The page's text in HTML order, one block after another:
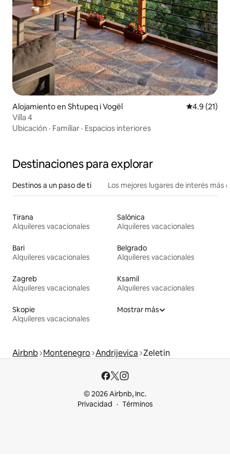
Alojamiento en Shtupeq i Vogël Calificación
4.9 (21)
Villa 4
Ubicación · Familiar · Espacios interiores
Destinaciones para explorar
Destinos a un paso de ti Los mejores lugares de interés más
Tirana
Alquileres vacacionales
Salónica
Alquileres vacacionales
Bari
Alquileres vacacionales
Belgrado
Alquileres vacacionales
Zagreb
Alquileres vacacionales
Ksamil
Alquileres vacacionales
Skopie
Alquileres vacacionales
Mostrar más
Airbnb Montenegro Andrijevica Zeletin
© 2026 Airbnb, Inc.
Privacidad
Términos